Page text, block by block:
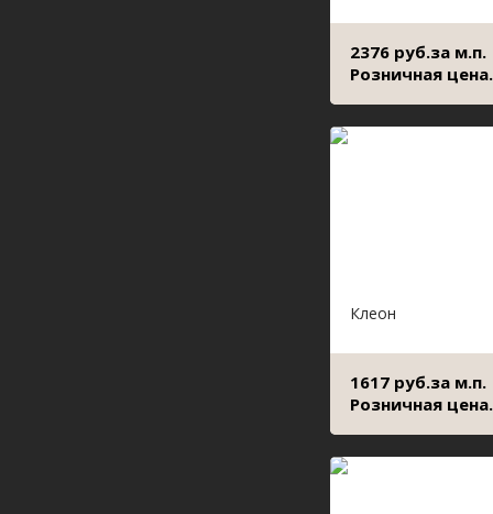
2376 руб.за м.п.
Розничная цена.
Клеон
1617 руб.за м.п.
Розничная цена.